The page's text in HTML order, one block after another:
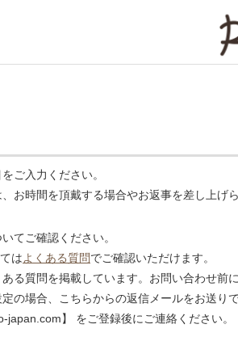
ご入力ください。
お時間を頂戴する場合やお返事を差し上げ
てご確認ください。
はよくある質問でご確認いただけます。
る質問を掲載しています。お問い合わせ前に
の場合、こちらからの返信メールをお送りで
】 をご登録後にご連絡ください。